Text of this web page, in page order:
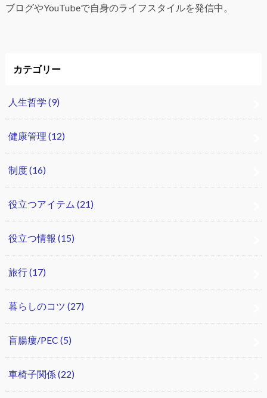
ブログやYouTubeで自身のライフスタイルを発信中。
カテゴリー
人生哲学 (9)
健康管理 (12)
制度(16)
役立つアイテム (21)
役立つ情報 (15)
旅行(17)
暮らしのコツ (27)
盲腸瘻/PEC (5)
車椅子関係(22)